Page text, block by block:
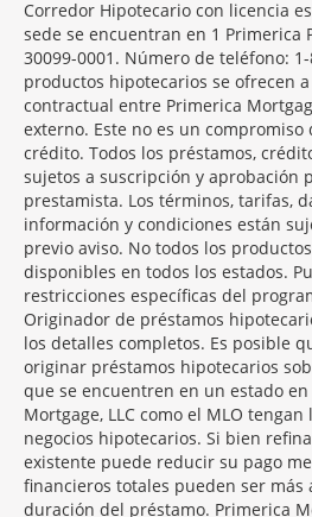
Corredor Hipotecario con licencia
sede se encuentran en 1 Primerica
30099-0001. Número de teléfono: 1-
productos hipotecarios se ofrecen
contractual entre Primerica
externo. Este no es un
crédito. Todos los préstamos,
sujetos a suscripción y aprobación
prestamista. Los términos, tarifas,
información y condiciones están
previo aviso. No todos los
disponibles en todos los estados.
restricciones específicas del
Originador de préstamos
los detalles completos. Es posible
originar préstamos hipotecarios
que se encuentren en un estado
Mortgage, LLC como el MLO
negocios hipotecarios. Si bien
existente puede reducir su pago
financieros totales pueden ser más
duración del préstamo. Primerica